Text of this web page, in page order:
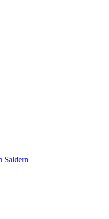
Saldern